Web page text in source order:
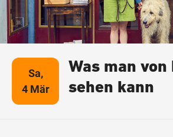
Sa,
4 Mär
Was man
sehen kann